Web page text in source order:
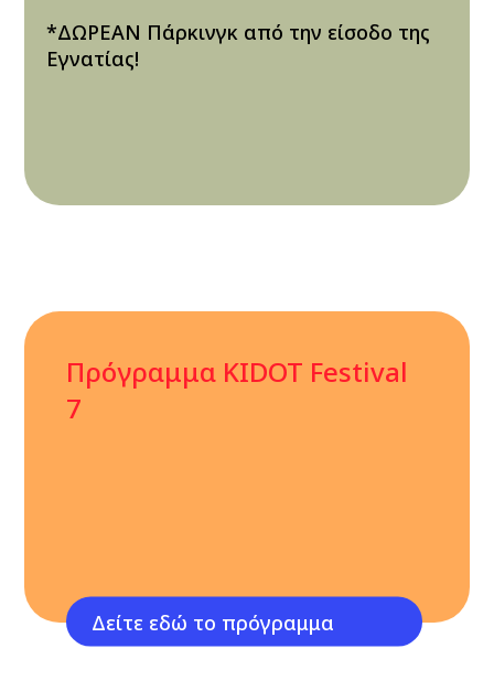
*ΔΩΡΕΑΝ Πάρκινγκ από την είσοδο της
Εγνατίας!
Πρόγραμμα KIDOT Festival
7
Δείτε εδώ το πρόγραμμα